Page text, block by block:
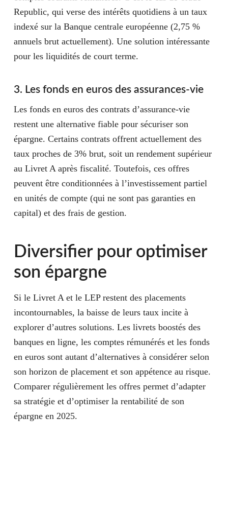
Republic, qui verse des intérêts quotidiens à un taux
indexé sur la Banque centrale européenne (2,75 %
annuels brutactuellement). Une solution intéressante
pour les liquidités de court terme.
3. Les fonds en euros des assurances-vie
Les fonds en euros des contrats d’assurance-vie
restent une alternative fiable pour sécuriser son
épargne. Certains contrats offrent actuellement des
taux proches de 3% brut, soit un rendement supérieur
au Livret A après fiscalité. Toutefois, ces offres
peuvent être conditionnées à l’investissement partiel
en unités de compte (qui ne sont pas garanties en
capital) et des frais de gestion.
Diversifier pour optimiser
son épargne
Si le Livret A et le LEP restent des placements
incontournables, la baisse de leurs taux incite à
explorer d’autres solutions. Les livrets boostés des
banques en ligne, les comptes rémunérés et les fonds
en euros sont autant d’alternatives à considérer selon
son horizon de placement et son appétence au risque.
Comparer régulièrement les offres permet d’adapter
sa stratégie et d’optimiser la rentabilité de son
épargne en 2025.